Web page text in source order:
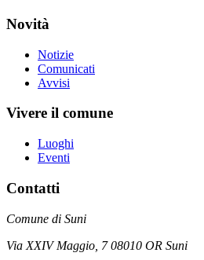
Novità
Notizie
Comunicati
Avvisi
Vivere il comune
Luoghi
Eventi
Contatti
Comune di Suni
Via XXIV Maggio, 7 08010 OR Suni